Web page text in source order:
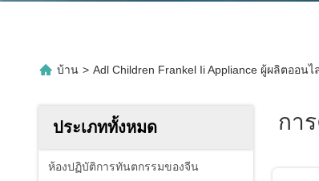
บ้าน > Adl Children Frankel Ii Appliance ผู้ผลิตออนไ
ประเภททั้งหมด
ห้องปฏิบัติการทันตกรรมของจีน
กา